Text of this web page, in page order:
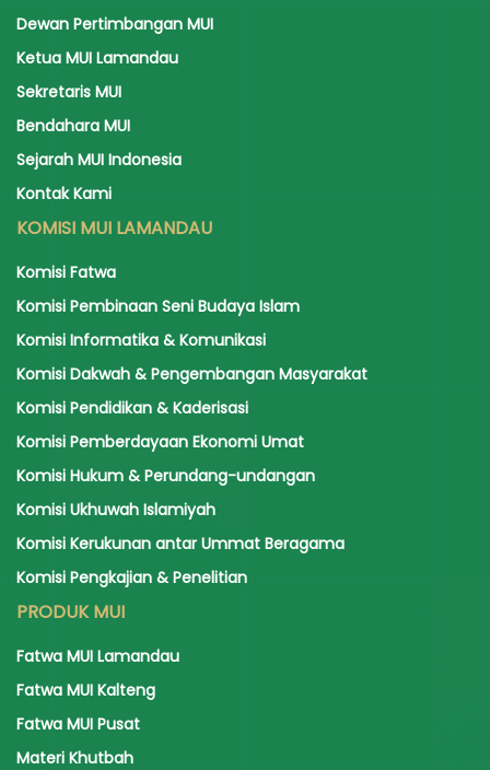
Dewan Pertimbangan MUI
Ketua MUI Lamandau
Sekretaris MUI
Bendahara MUI
Sejarah MUI Indonesia
Kontak Kami
KOMISI MUI LAMANDAU
Komisi Fatwa
Komisi Pembinaan Seni Budaya Islam
Komisi Informatika & Komunikasi
Komisi Dakwah & Pengembangan Masyarakat
Komisi Pendidikan & Kaderisasi
Komisi Pemberdayaan Ekonomi Umat
Komisi Hukum & Perundang-undangan
Komisi Ukhuwah Islamiyah
Komisi Kerukunan antar Ummat Beragama
Komisi Pengkajian & Penelitian
PRODUK MUI
Fatwa MUI Lamandau
Fatwa MUI Kalteng
Fatwa MUI Pusat
Materi Khutbah